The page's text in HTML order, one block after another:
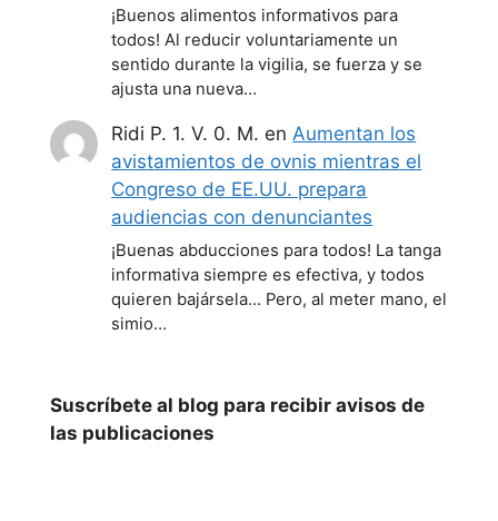
¡Buenos alimentos informativos para
todos! Al reducir voluntariamente un
sentido durante la vigilia, se fuerza y se
ajusta una nueva…
Ridi P. 1. V. 0. M. enAumentan los
avistamientos de ovnis mientras el
Congreso de EE.UU. prepara
audiencias con denunciantes
¡Buenas abducciones para todos! La tanga
informativa siempre es efectiva, y todos
quieren bajársela... Pero, al meter mano, el
simio…
Suscríbete al blog para recibir avisos de
las publicaciones